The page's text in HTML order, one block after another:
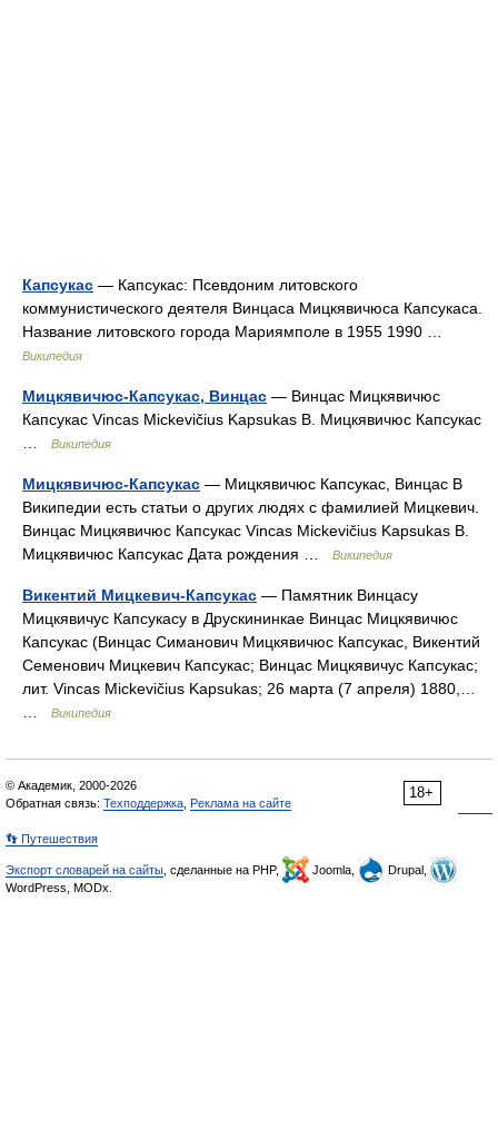
Капсукас — Капсукас: Псевдоним литовского
коммунистического деятеля Винцаса Мицкявичюса Капсукаса.
Название литовского города Мариямполе в 1955 1990 …
Википедия
Мицкявичюс-Капсукас, Винцас — Винцас Мицкявичюс
Капсукас Vincas Mickevičius Kapsukas В. Мицкявичюс Капсукас
Википедия
Мицкявичюс-Капсукас — Мицкявичюс Капсукас, Винцас В
Википедии есть статьи о других людях с фамилией Мицкевич.
Винцас Мицкявичюс Капсукас Vincas Mickevičius Kapsukas В.
Мицкявичюс Капсукас Дата рождения …
Википедия
Викентий Мицкевич-Капсукас — Памятник Винцасу
Мицкявичус Капсукасу в Друскининкае Винцас Мицкявичюс
Капсукас (Винцас Симанович Мицкявичюс Капсукас, Викентий
Семенович Мицкевич Капсукас; Винцас Мицкявичус Капсукас;
лит. Vincas Mickevičius Kapsukas; 26 марта (7 апреля) 1880,…
Википедия
18+
© Академик, 2000-2026
Обратная связь: Техподдержка Реклама на сайте
👣 Путешествия
Экспорт словарей на сайты , сделанные на PHP, Joomla,
Drupal,
WordPress, MODx.